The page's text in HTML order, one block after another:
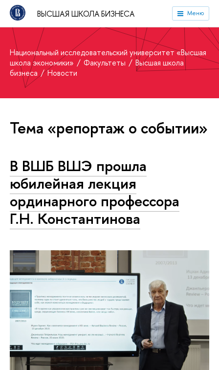
ВЫСШАЯ ШКОЛА БИЗНЕСА Меню
Национальный исследовательский университет «Высшая
школа экономики»
Факультеты
Высшая школа
бизнеса
Новости
Тема «репортаж о событии»
В ВШБ ВШЭ прошла
юбилейная лекция
ординарного профессора
Г.Н. Константинова